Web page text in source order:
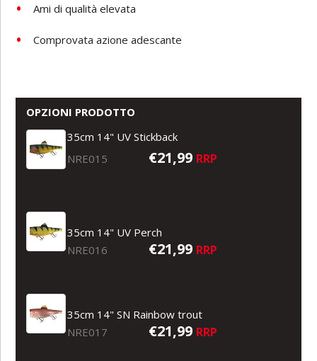
Ami di qualità elevata
Comprovata azione adescante
OPZIONI PRODOTTO
35cm 14" UV Stickback
NRE015
€21,99 RRP
35cm 14" UV Perch
NRE016
€21,99 RRP
35cm 14" SN Rainbow trout
NRE017
€21,99 RRP